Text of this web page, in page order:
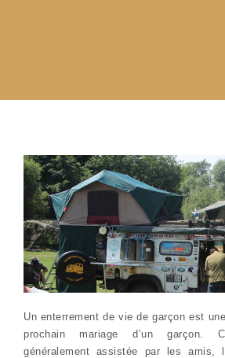
Un enterrement de vie de garçon est
prochain mariage d’un garçon.
généralement assistée par les amis,